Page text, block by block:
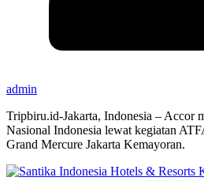
admin
Tripbiru.id-Jakarta, Indonesia – Accor
Nasional Indonesia lewat kegiatan
Grand Mercure Jakarta Kemayoran.